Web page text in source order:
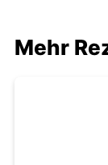
Mehr